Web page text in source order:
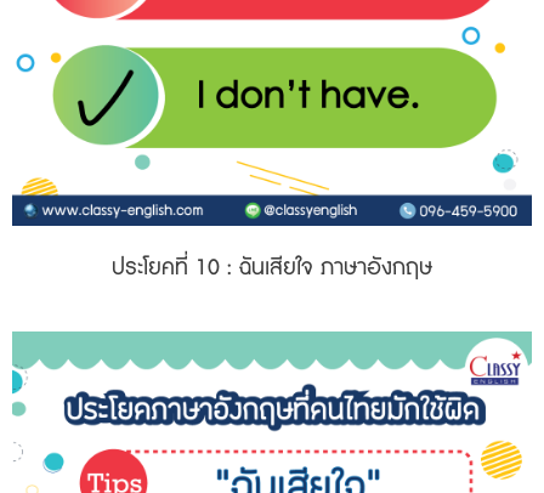
ประโยคที่ 10 : ฉันเสียใจ ภาษาอังกฤษ